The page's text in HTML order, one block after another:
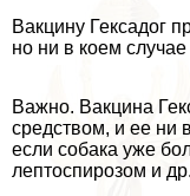
Вакцину Гексадог
но ни в коем
Важно. Вакцина
средством, и ее ни
если собака уже
лептоспирозом и